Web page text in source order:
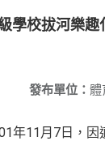
學校拔河樂
發布單位： 體
年11月7日，因